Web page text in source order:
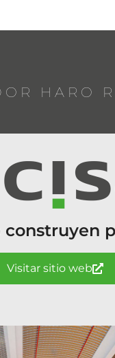
HARO
construyen
Visitar sitio web